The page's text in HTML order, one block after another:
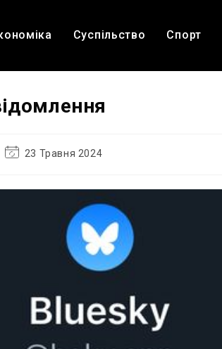
Суспільство Спорт
Остання23 Травня 2024